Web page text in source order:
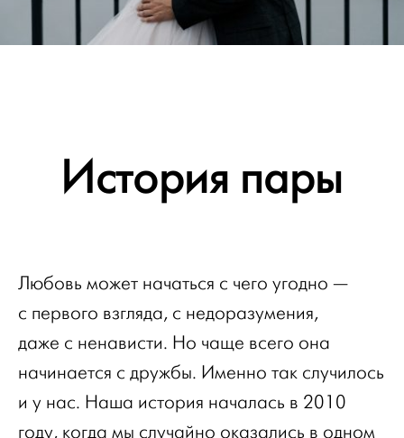
История пары
Любовь может начаться с чего угодно —
с первого взгляда, с недоразумения,
даже с ненависти. Но чаще всего она
начинается с дружбы. Именно так случилось
и у нас. Наша история началась в 2010
году, когда мы случайно оказались в одном